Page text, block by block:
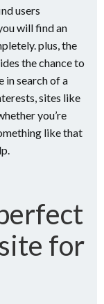
users
will find an
plus, the
the chance to
in search of a
sites like
you’re
like that
for